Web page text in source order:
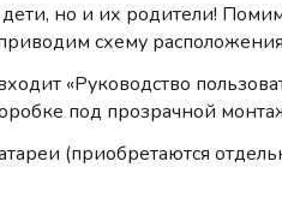
но и их родители!
схему
«Руководство
под прозрачной
(приобретаются